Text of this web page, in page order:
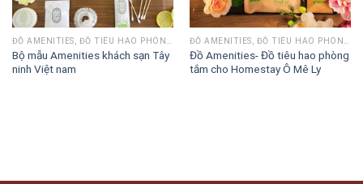
Bộ mẫu Amenities khách sạn Tây
ninh Việt nam
Đồ Amenities- Đồ tiêu hao phòng
tắm cho Homestay Ô Mê Ly